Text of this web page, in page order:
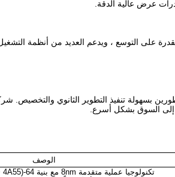
بسهولة تنفيذ التطوير الثانوي والتخصيص.
إلى السوق بشكل أسرع.
الوصف
تكنولوجيا عملية متقدمة 8nm مع بنية 64-bit 8-core (4A76 + 4A55) ،